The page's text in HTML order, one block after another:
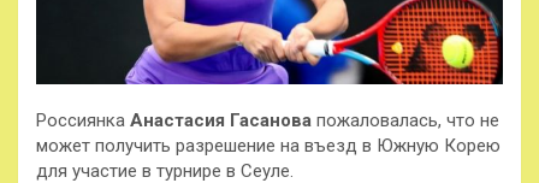
Россиянка Анастасия Гасанова пожаловалась, что не
может получить разрешение на въезд в Южную Корею
для участие в турнире в Сеуле.